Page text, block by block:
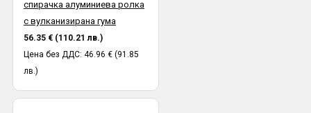
спирачка алуминиева ролка
с вулканизирана гума
56.35 € (110.21 лв.)
Цена без ДДС: 46.96 € (91.85
лв.)